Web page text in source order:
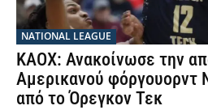
NATIONAL LEAGUE
ΚΑΟΧ: Ανακοίνωσε την
Αμερικανού φόργουορντ
από το Όρεγκον Τεκ